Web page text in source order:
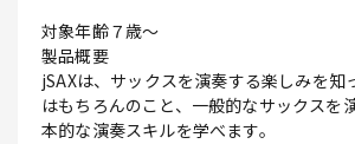
対象年齢７歳～
製品概要
jSAXは、サックスを演奏する楽しみを知
はもちろんのこと、一般的なサックスを
本的な演奏スキルを学べます。